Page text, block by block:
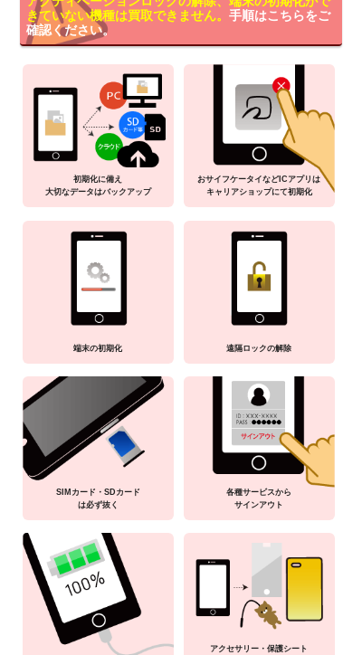
きていない機種は買取できません。 手順はこちらをご
確認ください。
初期化に備え
大切なデータはバックアップ
おサイフケータイなどICアプリは
キャリアショップにて初期化
端末の初期化 遠隔ロックの解除
SIMカード・SDカード
は必ず抜く
各種サービスから
サインアウト
アクセサリー・保護シート